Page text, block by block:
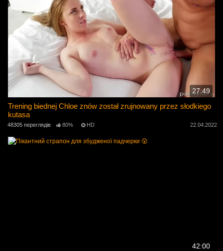
27:49
Trening biednej Chloe znów został zrujnowany przez słodkiego
kutasa
48305 переглядів 80% HD 22.04.2022
42:00